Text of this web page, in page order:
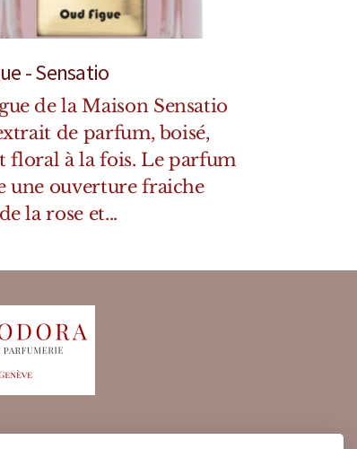
- Sensatio
de la Maison Sensatio
de parfum, boisé,
floral à la fois. Le parfum
une ouverture fraiche
la rose et...